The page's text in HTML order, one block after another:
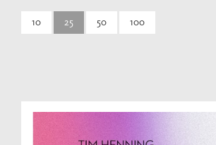
10 25 50 100